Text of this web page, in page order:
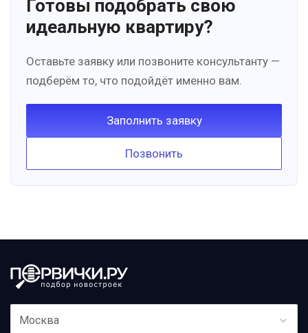
Готовы подобрать свою
идеальную квартиру?
Оставьте заявку или позвоните консультанту —
подберём то, что подойдёт именно вам.
Заполнить заявку
Позвонить
Москва